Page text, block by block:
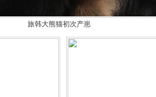
旅韩大熊猫初次产崽